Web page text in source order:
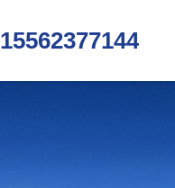
15562377144